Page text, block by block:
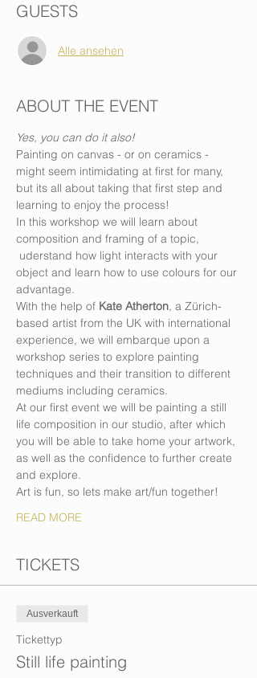
GUESTS
Alle ansehen
ABOUT THE EVENT
Yes, you can do it also!
Painting on canvas - or on ceramics -
might seem intimidating at first for many,
but its all about taking that first step and
learning to enjoy the process!
In this workshop we will learn about
composition and framing of a topic,
uderstand how light interacts with your
object and learn how to use colours for our
advantage.
With the help of Kate Atherton, a Zürich-
based artist from the UK with international
experience, we will embarque upon a
workshop series to explore painting
techniques and their transition to different
mediums including ceramics.
At our first event we will be painting a still
life composition in our studio, after which
you will be able to take home your artwork,
as well as the confidence to further create
and explore.
Art is fun, so lets make art/fun together!
READ MORE
TICKETS
Ausverkauft
Tickettyp
Still life painting